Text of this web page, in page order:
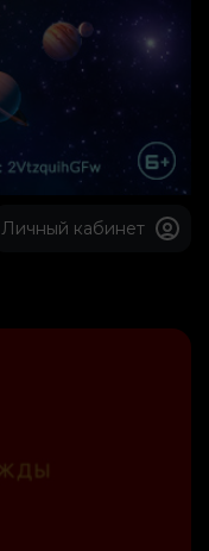
Личный кабинет